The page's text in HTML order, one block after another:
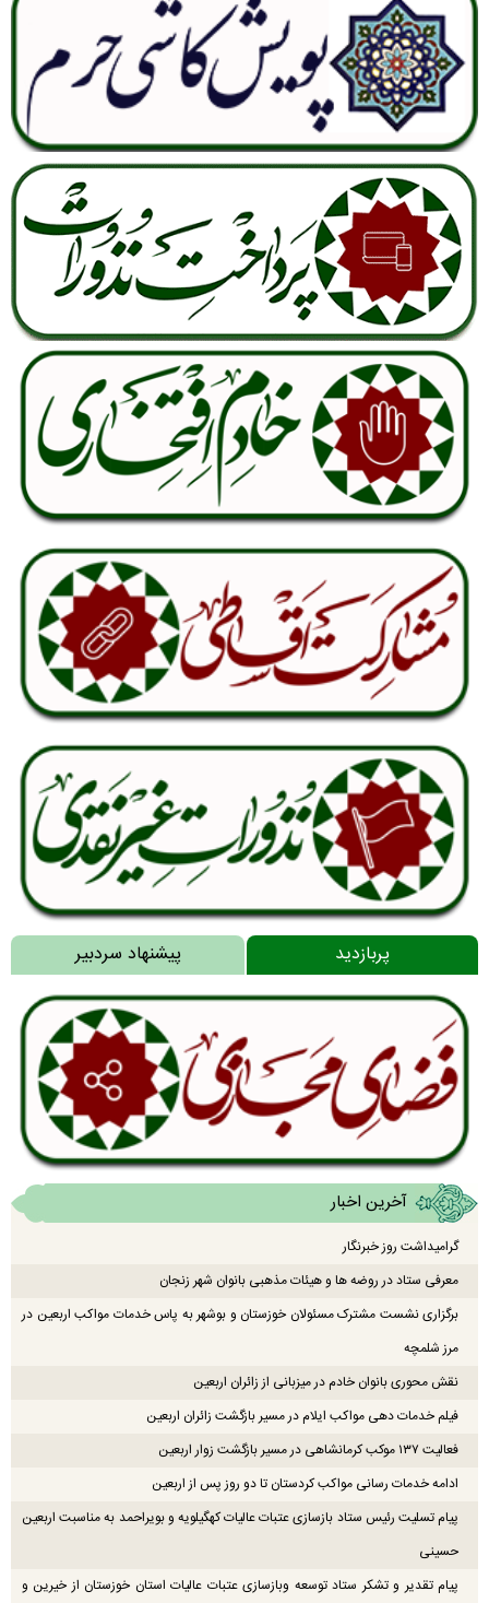
پربازدید پیشنهاد سردبیر
آخرین اخبار
گرامیداشت روز خبرنگار
معرفی ستاد در روضه ها و هیئات مذهبی بانوان شهر زنجان
برگزاری نشست مشترک مسئولان خوزستان و بوشهر به پاس خدمات مواکب اربعین در
مرز شلمچه
نقش محوری بانوان خادم در میزبانی از زائران اربعین
فیلم خدمات دهی مواکب ایلام در مسیر بازگشت زائران اربعین
فعالیت ۱۳۷ موکب کرمانشاهی در مسیر بازگشت زوار اربعین
ادامه خدمات رسانی مواکب کردستان تا دو روز پس از اربعین
پیام تسلیت رئیس ستاد بازسازی عتبات عالیات کهگیلویه و بویراحمد به مناسبت اربعین
حسینی
پیام تقدیر و تشکر ستاد توسعه وبازسازی عتبات عالیات استان خوزستان از خیرین و